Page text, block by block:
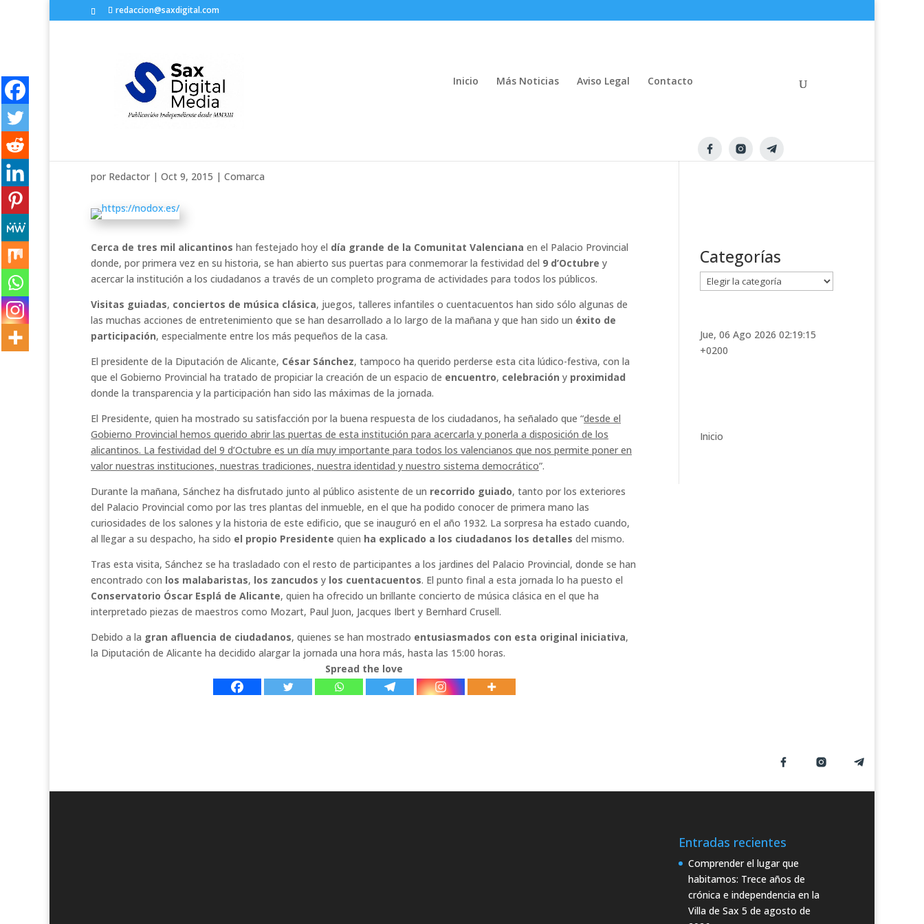
redaccion@saxdigital.com
Inicio Más Noticias Aviso Legal Contacto
por Redactor | Oct 9, 2015 | Comarca
Cerca de tres mil alicantinos han festejado hoy el día grande de la Comunitat Valenciana en el Palacio Provincial
donde, por primera vez en su historia, se han abierto sus puertas para conmemorar la festividad del 9 d’Octubre y
acercar la institución a los ciudadanos a través de un completo programa de actividades para todos los públicos.
Visitas guiadas, conciertos de música clásica, juegos, talleres infantiles o cuentacuentos han sido sólo algunas de
las muchas acciones de entretenimiento que se han desarrollado a lo largo de la mañana y que han sido un éxito de
participación, especialmente entre los más pequeños de la casa.
El presidente de la Diputación de Alicante, César Sánchez, tampoco ha querido perderse esta cita lúdico-festiva, con la
que el Gobierno Provincial ha tratado de propiciar la creación de un espacio de encuentro, celebración y proximidad
donde la transparencia y la participación han sido las máximas de la jornada.
El Presidente, quien ha mostrado su satisfacción por la buena respuesta de los ciudadanos, ha señalado que “desde el
Gobierno Provincial hemos querido abrir las puertas de esta institución para acercarla y ponerla a disposición de los
alicantinos. La festividad del 9 d’Octubre es un día muy importante para todos los valencianos que nos permite poner en
valor nuestras instituciones, nuestras tradiciones, nuestra identidad y nuestro sistema democrático”.
Durante la mañana, Sánchez ha disfrutado junto al público asistente de un recorrido guiado, tanto por los exteriores
del Palacio Provincial como por las tres plantas del inmueble, en el que ha podido conocer de primera mano las
curiosidades de los salones y la historia de este edificio, que se inauguró en el año 1932. La sorpresa ha estado cuando,
al llegar a su despacho, ha sido el propio Presidente quien ha explicado a los ciudadanos los detalles del mismo.
Tras esta visita, Sánchez se ha trasladado con el resto de participantes a los jardines del Palacio Provincial, donde se han
encontrado con los malabaristas, los zancudos y los cuentacuentos. El punto final a esta jornada lo ha puesto el
Conservatorio Óscar Esplá de Alicante, quien ha ofrecido un brillante concierto de música clásica en el que ha
interpretado piezas de maestros como Mozart, Paul Juon, Jacques Ibert y Bernhard Crusell.
Debido a la gran afluencia de ciudadanos, quienes se han mostrado entusiasmados con esta original iniciativa,
la Diputación de Alicante ha decidido alargar la jornada una hora más, hasta las 15:00 horas.
Spread the love
Categorías
a
g
Jue, 06 Ago 2026 02:19:15
+0200
Inicio
Entradas recientes
Comprender el lugar que
habitamos: Trece años de
crónica e independencia en la
Villa de Sax 5 de agosto de